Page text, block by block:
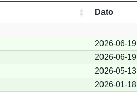
Dato
2026-06-19
2026-06-19
2026-05-13
2026-01-18